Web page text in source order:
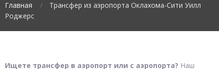
Главная
Трансфер из аэропорта Оклахома-Сити Уилл
Роджерс
Ищете трансфер в аэропорт или с аэропорта? Наш